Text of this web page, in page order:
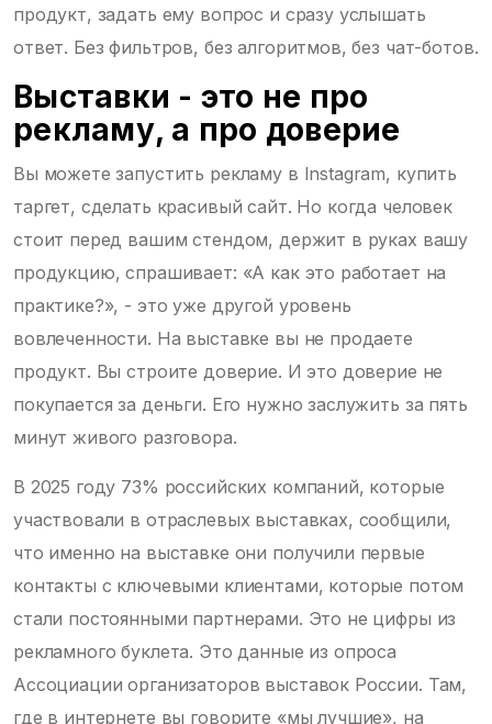
продукт, задать ему вопрос и сразу услышать
ответ. Без фильтров, без алгоритмов, без чат-ботов.
Выставки - это не про
рекламу, а про доверие
Вы можете запустить рекламу в Instagram, купить
таргет, сделать красивый сайт. Но когда человек
стоит перед вашим стендом, держит в руках вашу
продукцию, спрашивает: «А как это работает на
практике?», - это уже другой уровень
вовлеченности. На выставке вы не продаете
продукт. Вы строите доверие. И это доверие не
покупается за деньги. Его нужно заслужить за пять
минут живого разговора.
В 2025 году 73% российских компаний, которые
участвовали в отраслевых выставках, сообщили,
что именно на выставке они получили первые
контакты с ключевыми клиентами, которые потом
стали постоянными партнерами. Это не цифры из
рекламного буклета. Это данные из опроса
Ассоциации организаторов выставок России. Там,
где в интернете вы говорите «мы лучшие», на